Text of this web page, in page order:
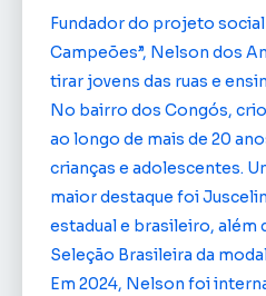
Fundador do projeto
Campeões”, Nelson dos
tirar jovens das ruas e
No bairro dos Congós,
ao longo de mais de 20
crianças e adolescentes.
maior destaque foi
estadual e brasileiro, além
Seleção Brasileira da
Em 2024, Nelson foi